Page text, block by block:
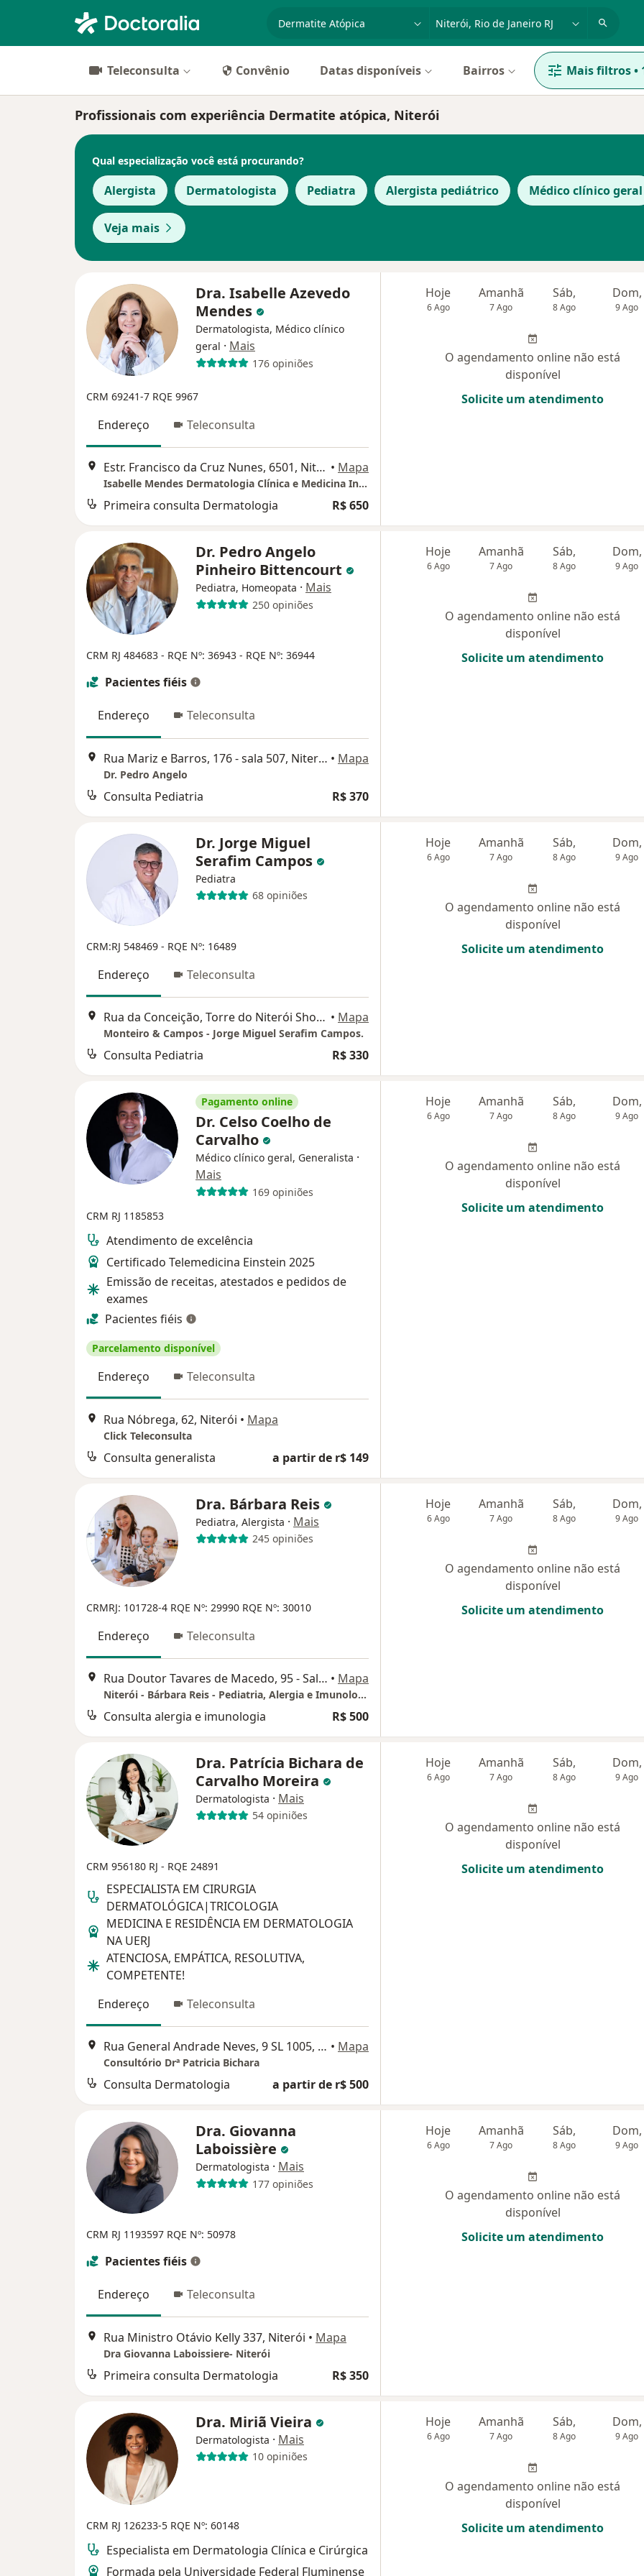
especialidade, doença ou nomecidade ou região
Teleconsulta Convênio Datas disponíveis Bairros Mais filtros•
Profissionais com experiência Dermatite atópica, Niterói
Qual especialização você está procurando?
Alergista Dermatologista Pediatra Alergista pediátrico Médico clínico geral
Veja mais
Dra. Isabelle Azevedo
Mendes
Dermatologista, Médico clínico
geral · Mais
176 opiniões
CRM 69241-7 RQE 9967
Endereço Teleconsulta
Estr. Francisco da Cruz Nunes, 6501, Niterói • Mapa
Isabelle Mendes Dermatologia Clínica e Medicina Integrativa
Primeira consulta Dermatologia R$ 650
Hoje
6 Ago
Amanhã
7 Ago
Sáb,
8 Ago
Dom,
9 Ago
O agendamento online não está
disponível
Solicite um atendimento
Dr. Pedro Angelo
Pinheiro Bittencourt
Pediatra, Homeopata · Mais
250 opiniões
CRM RJ 484683 - RQE Nº: 36943 - RQE Nº: 36944
Pacientes fiéis
Endereço Teleconsulta
Rua Mariz e Barros, 176 - sala 507, Niterói • Mapa
Dr. Pedro Angelo
Consulta Pediatria R$ 370
Hoje
6 Ago
Amanhã
7 Ago
Sáb,
8 Ago
Dom,
9 Ago
O agendamento online não está
disponível
Solicite um atendimento
Dr. Jorge Miguel
Serafim Campos
Pediatra
68 opiniões
CRM:RJ 548469 - RQE Nº: 16489
Endereço Teleconsulta
Rua da Conceição, Torre do Niterói Shopping, 188, 24º andar / sala 2404 A, Niterói • Mapa
Monteiro & Campos - Jorge Miguel Serafim Campos.
Consulta Pediatria R$ 330
Hoje
6 Ago
Amanhã
7 Ago
Sáb,
8 Ago
Dom,
9 Ago
O agendamento online não está
disponível
Solicite um atendimento
Pagamento online
Dr. Celso Coelho de
Carvalho
Médico clínico geral, Generalista ·
Mais
169 opiniões
CRM RJ 1185853
Atendimento de excelência
Certificado Telemedicina Einstein 2025
Emissão de receitas, atestados e pedidos de
exames
Pacientes fiéis
Parcelamento disponível
Endereço Teleconsulta
Rua Nóbrega, 62, Niterói • Mapa
Click Teleconsulta
Consulta generalista a partir de r$ 149
Hoje
6 Ago
Amanhã
7 Ago
Sáb,
8 Ago
Dom,
9 Ago
O agendamento online não está
disponível
Solicite um atendimento
Dra. Bárbara Reis
Pediatra, Alergista · Mais
245 opiniões
CRMRJ: 101728-4 RQE Nº: 29990 RQE Nº: 30010
Endereço Teleconsulta
Rua Doutor Tavares de Macedo, 95 - Sala 1202, Niterói • Mapa
Niterói - Bárbara Reis - Pediatria, Alergia e Imunologia Pediátrica
Consulta alergia e imunologia R$ 500
Hoje
6 Ago
Amanhã
7 Ago
Sáb,
8 Ago
Dom,
9 Ago
O agendamento online não está
disponível
Solicite um atendimento
Dra. Patrícia Bichara de
Carvalho Moreira
Dermatologista · Mais
54 opiniões
CRM 956180 RJ - RQE 24891
ESPECIALISTA EM CIRURGIA
DERMATOLÓGICA|TRICOLOGIA
MEDICINA E RESIDÊNCIA EM DERMATOLOGIA
NA UERJ
ATENCIOSA, EMPÁTICA, RESOLUTIVA,
COMPETENTE!
Endereço
Teleconsulta
Rua General Andrade Neves, 9 SL 1005, Niterói • Mapa
Consultório Drª Patricia Bichara
Consulta Dermatologia a partir de r$ 500
Hoje
6 Ago
Amanhã
7 Ago
Sáb,
8 Ago
Dom,
9 Ago
O agendamento online não está
disponível
Solicite um atendimento
Dra. Giovanna
Laboissière
Dermatologista · Mais
177 opiniões
CRM RJ 1193597 RQE Nº: 50978
Pacientes fiéis
Endereço Teleconsulta
Rua Ministro Otávio Kelly 337, Niterói • Mapa
Dra Giovanna Laboissiere- Niterói
Primeira consulta Dermatologia R$ 350
Hoje
6 Ago
Amanhã
7 Ago
Sáb,
8 Ago
Dom,
9 Ago
O agendamento online não está
disponível
Solicite um atendimento
Dra. Miriã Vieira
Dermatologista · Mais
10 opiniões
CRM RJ 126233-5 RQE Nº: 60148
Especialista em Dermatologia Clínica e Cirúrgica
Formada pela Universidade Federal Fluminense
Hoje
6 Ago
Amanhã
7 Ago
Sáb,
8 Ago
Dom,
9 Ago
O agendamento online não está
disponível
Solicite um atendimento